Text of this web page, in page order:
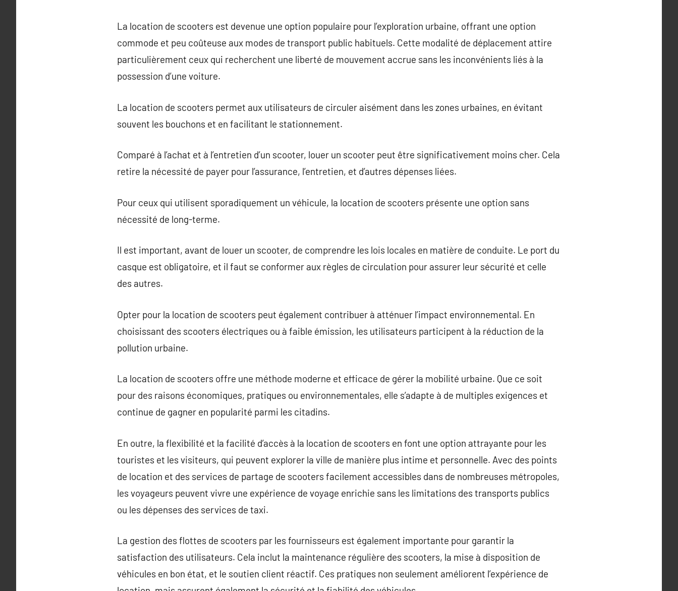
La location de scooters est devenue une option populaire pour l’exploration urbaine, offrant une option
commode et peu coûteuse aux modes de transport public habituels. Cette modalité de déplacement attire
particulièrement ceux qui recherchent une liberté de mouvement accrue sans les inconvénients liés à la
possession d’une voiture.
La location de scooters permet aux utilisateurs de circuler aisément dans les zones urbaines, en évitant
souvent les bouchons et en facilitant le stationnement.
Comparé à l’achat et à l’entretien d’un scooter, louer un scooter peut être significativement moins cher. Cela
retire la nécessité de payer pour l’assurance, l’entretien, et d’autres dépenses liées.
Pour ceux qui utilisent sporadiquement un véhicule, la location de scooters présente une option sans
nécessité de long-terme.
Il est important, avant de louer un scooter, de comprendre les lois locales en matière de conduite. Le port du
casque est obligatoire, et il faut se conformer aux règles de circulation pour assurer leur sécurité et celle
des autres.
Opter pour la location de scooters peut également contribuer à atténuer l’impact environnemental. En
choisissant des scooters électriques ou à faible émission, les utilisateurs participent à la réduction de la
pollution urbaine.
La location de scooters offre une méthode moderne et efficace de gérer la mobilité urbaine. Que ce soit
pour des raisons économiques, pratiques ou environnementales, elle s’adapte à de multiples exigences et
continue de gagner en popularité parmi les citadins.
En outre, la flexibilité et la facilité d’accès à la location de scooters en font une option attrayante pour les
touristes et les visiteurs, qui peuvent explorer la ville de manière plus intime et personnelle. Avec des points
de location et des services de partage de scooters facilement accessibles dans de nombreuses métropoles,
les voyageurs peuvent vivre une expérience de voyage enrichie sans les limitations des transports publics
ou les dépenses des services de taxi.
La gestion des flottes de scooters par les fournisseurs est également importante pour garantir la
satisfaction des utilisateurs. Cela inclut la maintenance régulière des scooters, la mise à disposition de
véhicules en bon état, et le soutien client réactif. Ces pratiques non seulement améliorent l’expérience de